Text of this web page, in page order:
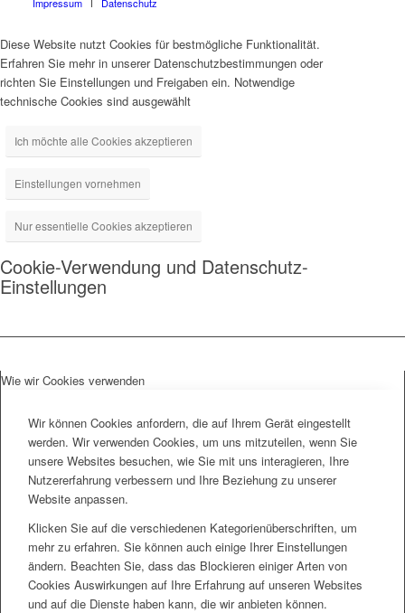
Diese Website nutzt Cookies für bestmögliche Funktionalität.
Erfahren Sie mehr in unserer Datenschutzbestimmungen oder
richten Sie Einstellungen und Freigaben ein. Notwendige
technische Cookies sind ausgewählt
Ich möchte alle Cookies akzeptieren
Einstellungen vornehmen
Nur essentielle Cookies akzeptieren
Cookie-Verwendung und Datenschutz-
Einstellungen
Wie wir Cookies verwenden
Wir können Cookies anfordern, die auf Ihrem Gerät eingestellt
werden. Wir verwenden Cookies, um uns mitzuteilen, wenn Sie
unsere Websites besuchen, wie Sie mit uns interagieren, Ihre
Nutzererfahrung verbessern und Ihre Beziehung zu unserer
Website anpassen.
Klicken Sie auf die verschiedenen Kategorienüberschriften, um
mehr zu erfahren. Sie können auch einige Ihrer Einstellungen
ändern. Beachten Sie, dass das Blockieren einiger Arten von
Cookies Auswirkungen auf Ihre Erfahrung auf unseren Websites
und auf die Dienste haben kann, die wir anbieten können.